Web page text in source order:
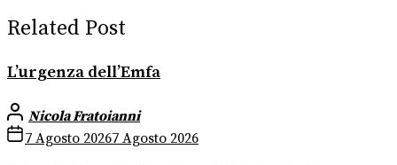
Related Post
L’urgenza dell’Emfa
Nicola Fratoianni
7 Agosto 20267 Agosto 2026